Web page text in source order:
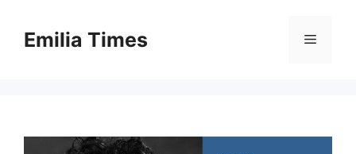
contentEmilia Times Menu